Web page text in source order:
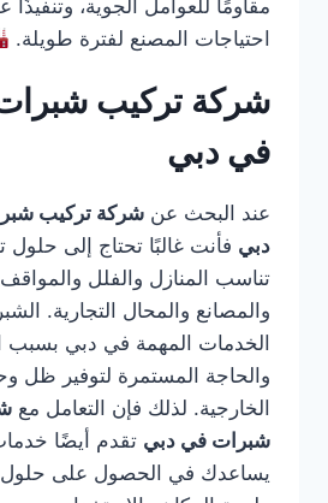
مقاومًا للعوامل الجوية، وتنفيذًا
احتياجات المصنع لفترة طويلة.
شركة تركيب
في دبي
عند البحث عن شركة تركيب
دبي فأنت غالبًا تحتاج إلى حلول
تناسب المنازل والفلل
والمصانع والمحال التجارية.
الخدمات المهمة في دبي بسبب
والحاجة المستمرة لتوفير ظل
الخارجية. لذلك فإن التعامل مع
شبرات في دبي تقدم أيضًا
يساعدك في الحصول على